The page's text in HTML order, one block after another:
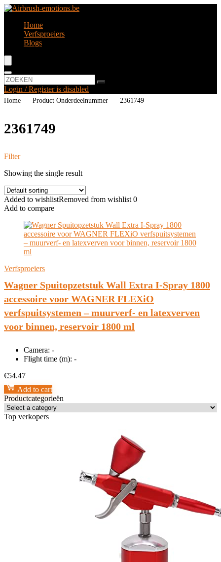
Home
Verfsproeiers
Blogs
Login / Register is disabled
Home Product Onderdeelnummer ‎2361749
‎2361749
Filter
Showing the single result
Added to wishlistRemoved from wishlist 0
Add to compare
Verfsproeiers
Wagner Spuitopzetstuk Wall Extra I-Spray 1800
accessoire voor WAGNER FLEXiO
verfspuitsystemen – muurverf- en latexverven
voor binnen, reservoir 1800 ml
Camera: -
Flight time (m): -
€54.47
Add to cart
Productcategorieën
Top verkopers